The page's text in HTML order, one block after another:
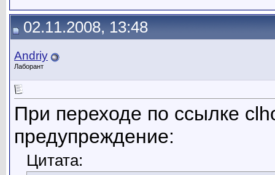
02.11.2008, 13:48
Andriy
Лаборант
При переходе по ссылке
предупреждение:
Цитата: